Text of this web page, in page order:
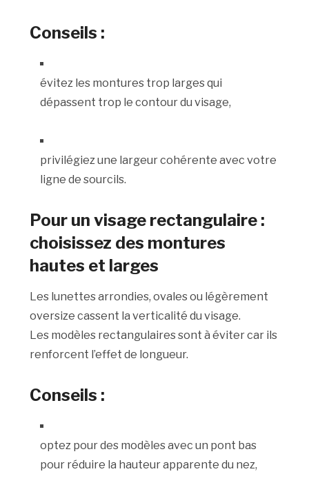
Conseils :
évitez les montures trop larges qui
dépassent trop le contour du visage,
privilégiez une largeur cohérente avec votre
ligne de sourcils.
Pour un visage rectangulaire :
choisissez des montures
hautes et larges
Les lunettes arrondies, ovales ou légèrement
oversize cassent la verticalité du visage.
Les modèles rectangulaires sont à éviter car ils
renforcent l’effet de longueur.
Conseils :
optez pour des modèles avec un pont bas
pour réduire la hauteur apparente du nez,